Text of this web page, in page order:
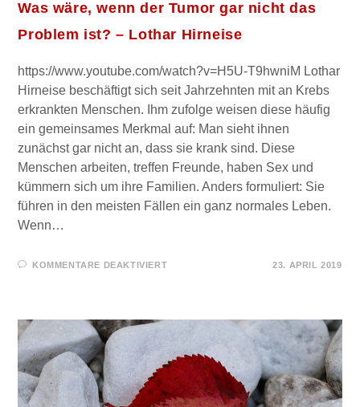
Was wäre, wenn der Tumor gar nicht das
Problem ist? – Lothar Hirneise
https://www.youtube.com/watch?v=H5U-T9hwniM Lothar
Hirneise beschäftigt sich seit Jahrzehnten mit an Krebs
erkrankten Menschen. Ihm zufolge weisen diese häufig
ein gemeinsames Merkmal auf: Man sieht ihnen
zunächst gar nicht an, dass sie krank sind. Diese
Menschen arbeiten, treffen Freunde, haben Sex und
kümmern sich um ihre Familien. Anders formuliert: Sie
führen in den meisten Fällen ein ganz normales Leben.
Wenn…
KOMMENTARE DEAKTIVIERTFÜR
PROBLEM
IST?
–
LOTHAR
HIRNEISE
23. APRIL 2019